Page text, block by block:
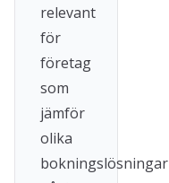
relevant
för
företag
som
jämför
olika
bokningslösningar